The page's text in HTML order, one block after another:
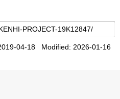
04-18 Modified: 2026-01-16